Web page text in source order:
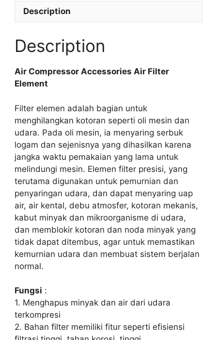
Description
Description
Air Compressor Accessories Air Filter
Element
Filter elemen adalah bagian untuk
menghilangkan kotoran seperti oli mesin dan
udara. Pada oli mesin, ia menyaring serbuk
logam dan sejenisnya yang dihasilkan karena
jangka waktu pemakaian yang lama untuk
melindungi mesin. Elemen filter presisi, yang
terutama digunakan untuk pemurnian dan
penyaringan udara, dan dapat menyaring uap
air, air kental, debu atmosfer, kotoran mekanis,
kabut minyak dan mikroorganisme di udara,
dan memblokir kotoran dan noda minyak yang
tidak dapat ditembus, agar untuk memastikan
kemurnian udara dan membuat sistem berjalan
normal.
Fungsi :
1. Menghapus minyak dan air dari udara
terkompresi
2. Bahan filter memiliki fitur seperti efisiensi